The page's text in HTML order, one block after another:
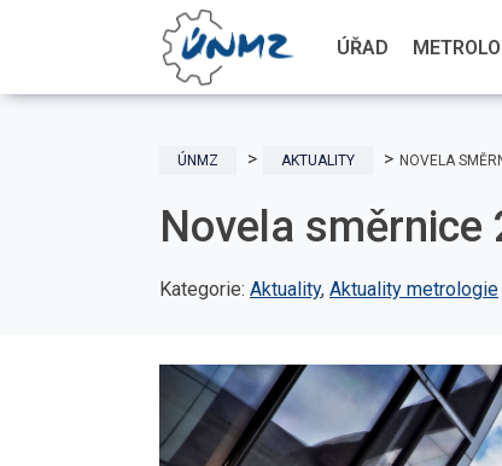
ÚŘAD
ÚNMZ AKTUALITY NOVELA
Novela směrnice
Kategorie: Aktuality, Aktuality metrologie